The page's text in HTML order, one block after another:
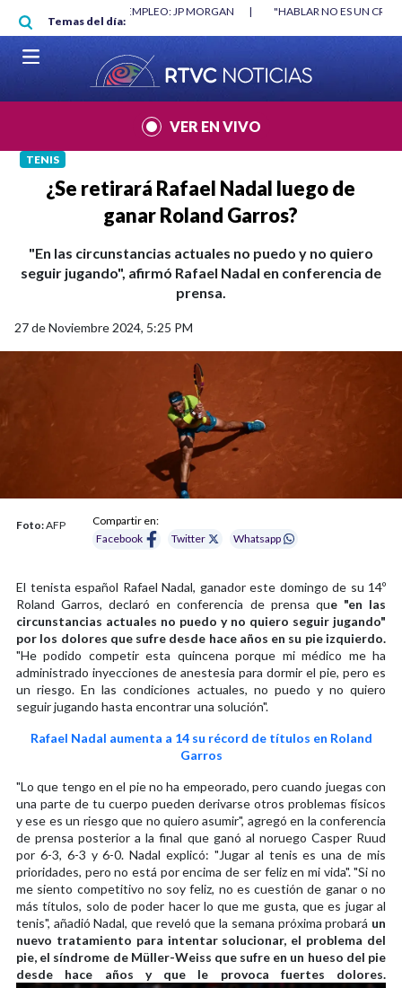
Pasar al contenido principal
Temas del día:
MÍNIMO NO DESTRUYÓ EMPLEO: JP MORGAN |
"HABLAR NO ES UN
MUNDIAL 2026
|
VER EN VIVO
TENIS
¿Se retirará Rafael Nadal luego de
ganar Roland Garros?
"En las circunstancias actuales no puedo y no quiero
seguir jugando", afirmó Rafael Nadal en conferencia de
prensa.
27 de Noviembre 2024, 5:25 PM
Foto:AFP
Compartir en:
Facebook
Twitter Whatsapp
El tenista español Rafael Nadal, ganador este domingo de su 14º
Roland Garros, declaró en conferencia de prensa que "en las
circunstancias actuales no puedo y no quiero seguir jugando"
por los dolores que sufre desde hace años en su pie izquierdo.
"He podido competir esta quincena porque mi médico me ha
administrado inyecciones de anestesia para dormir el pie, pero es
un riesgo. En las condiciones actuales, no puedo y no quiero
seguir jugando hasta encontrar una solución".
Rafael Nadal aumenta a 14 su récord de títulos en Roland
Garros
"Lo que tengo en el pie no ha empeorado, pero cuando juegas con
una parte de tu cuerpo pueden derivarse otros problemas físicos
y ese es un riesgo que no quiero asumir", agregó en la conferencia
de prensa posterior a la final que ganó al noruego Casper Ruud
por 6-3, 6-3 y 6-0. Nadal explicó: "Jugar al tenis es una de mis
prioridades, pero no está por encima de ser feliz en mi vida". "Si no
me siento competitivo no soy feliz, no es cuestión de ganar o no
más títulos, solo de poder hacer lo que me gusta, que es jugar al
tenis", añadió Nadal, que reveló que la semana próxima probará un
nuevo tratamiento para intentar solucionar, el problema del
pie, el síndrome de Müller-Weiss que sufre en un hueso del pie
desde hace años y que le provoca fuertes dolores.